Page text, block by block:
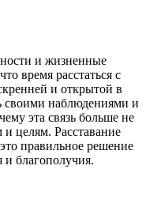
и жизненные
время расстаться с
и открытой в
своими наблюдениями и
эта связь больше не
целям. Расставание
правильное решение
и благополучия.